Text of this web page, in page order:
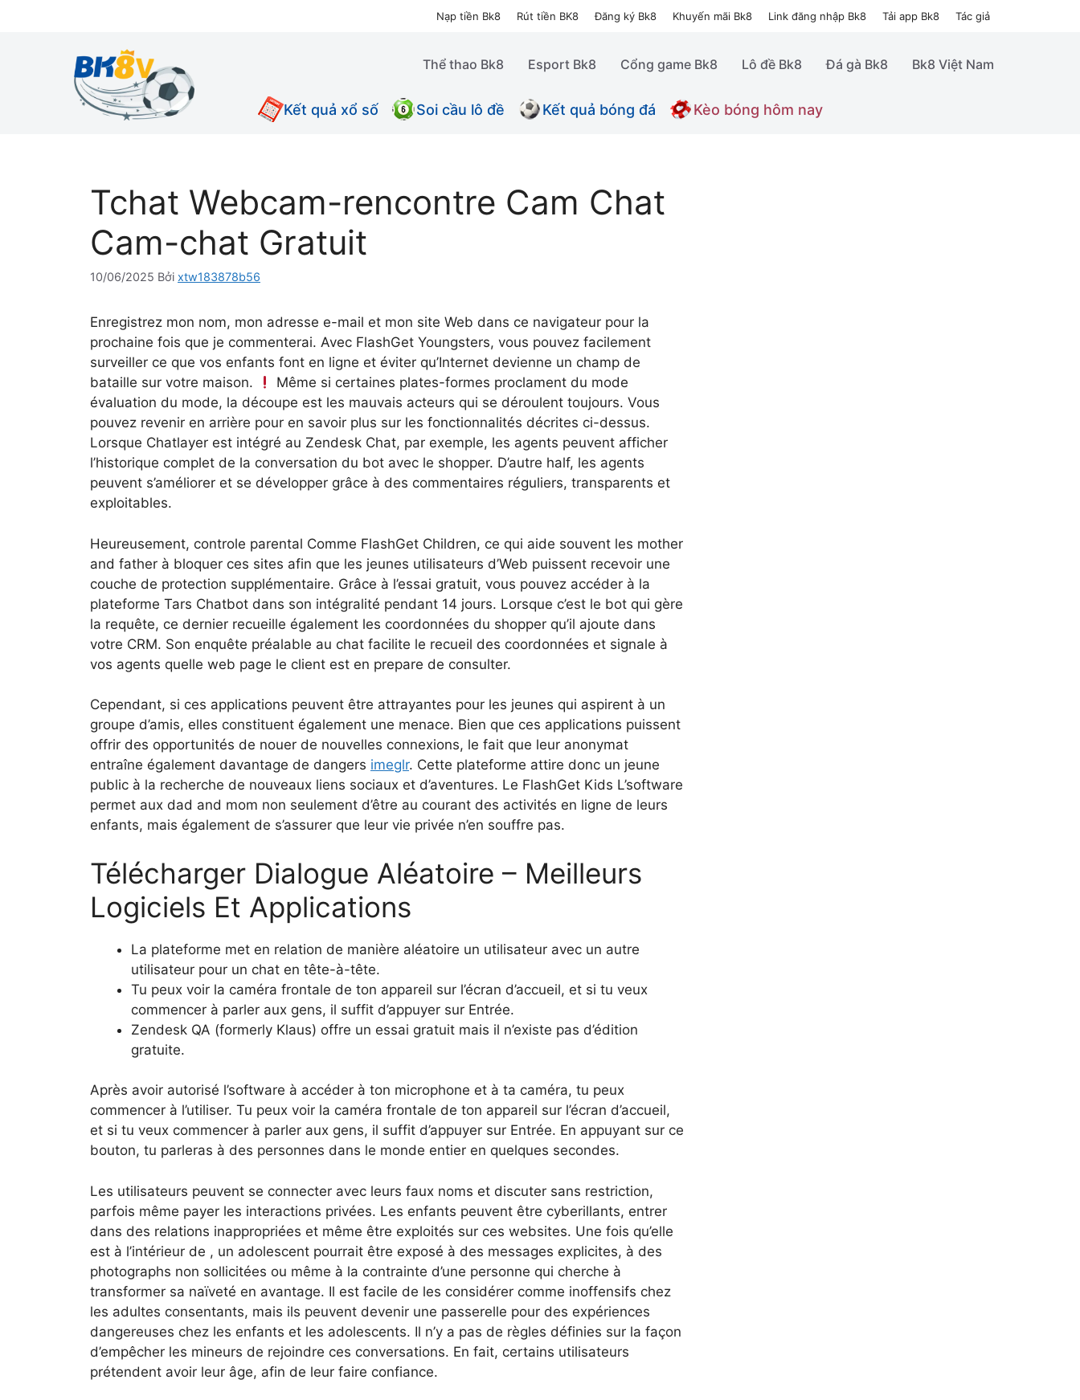
Nạp tiền Bk8 Rút tiền BK8 Đăng ký Bk8 Khuyến mãi Bk8 Link đăng nhập Bk8 Tải app Bk8 Tác giả
Thể thao Bk8 Esport Bk8 Cổng game Bk8 Lô đề Bk8 Đá gà Bk8 Bk8 Việt Nam
Kết quả xổ số Soi cầu lô đề Kết quả bóng đá Kèo bóng hôm nay
Tchat Webcam-rencontre Cam Chat
Cam-chat Gratuit
10/06/2025 Bởi xtw183878b56
Enregistrez mon nom, mon adresse e-mail et mon site Web dans ce navigateur pour la
prochaine fois que je commenterai. Avec FlashGet Youngsters, vous pouvez facilement
surveiller ce que vos enfants font en ligne et éviter qu’Internet devienne un champ de
bataille sur votre maison.
Même si certaines plates-formes proclament du mode
évaluation du mode, la découpe est les mauvais acteurs qui se déroulent toujours. Vous
pouvez revenir en arrière pour en savoir plus sur les fonctionnalités décrites ci-dessus.
Lorsque Chatlayer est intégré au Zendesk Chat, par exemple, les agents peuvent afficher
l’historique complet de la conversation du bot avec le shopper. D’autre half, les agents
peuvent s’améliorer et se développer grâce à des commentaires réguliers, transparents et
exploitables.
Heureusement, controle parental Comme FlashGet Children, ce qui aide souvent les mother
and father à bloquer ces sites afin que les jeunes utilisateurs d’Web puissent recevoir une
couche de protection supplémentaire. Grâce à l’essai gratuit, vous pouvez accéder à la
plateforme Tars Chatbot dans son intégralité pendant 14 jours. Lorsque c’est le bot qui gère
la requête, ce dernier recueille également les coordonnées du shopper qu’il ajoute dans
votre CRM. Son enquête préalable au chat facilite le recueil des coordonnées et signale à
vos agents quelle web page le client est en prepare de consulter.
Cependant, si ces applications peuvent être attrayantes pour les jeunes qui aspirent à un
groupe d’amis, elles constituent également une menace. Bien que ces applications puissent
offrir des opportunités de nouer de nouvelles connexions, le fait que leur anonymat
entraîne également davantage de dangers imeglr. Cette plateforme attire donc un jeune
public à la recherche de nouveaux liens sociaux et d’aventures. Le FlashGet Kids L’software
permet aux dad and mom non seulement d’être au courant des activités en ligne de leurs
enfants, mais également de s’assurer que leur vie privée n’en souffre pas.
Télécharger Dialogue Aléatoire – Meilleurs
Logiciels Et Applications
La plateforme met en relation de manière aléatoire un utilisateur avec un autre
utilisateur pour un chat en tête-à-tête.
Tu peux voir la caméra frontale de ton appareil sur l’écran d’accueil, et si tu veux
commencer à parler aux gens, il suffit d’appuyer sur Entrée.
Zendesk QA (formerly Klaus) offre un essai gratuit mais il n’existe pas d’édition
gratuite.
Après avoir autorisé l’software à accéder à ton microphone et à ta caméra, tu peux
commencer à l’utiliser. Tu peux voir la caméra frontale de ton appareil sur l’écran d’accueil,
et si tu veux commencer à parler aux gens, il suffit d’appuyer sur Entrée. En appuyant sur ce
bouton, tu parleras à des personnes dans le monde entier en quelques secondes.
Les utilisateurs peuvent se connecter avec leurs faux noms et discuter sans restriction,
parfois même payer les interactions privées. Les enfants peuvent être cyberillants, entrer
dans des relations inappropriées et même être exploités sur ces websites. Une fois qu’elle
est à l’intérieur de , un adolescent pourrait être exposé à des messages explicites, à des
photographs non sollicitées ou même à la contrainte d’une personne qui cherche à
transformer sa naïveté en avantage. Il est facile de les considérer comme inoffensifs chez
les adultes consentants, mais ils peuvent devenir une passerelle pour des expériences
dangereuses chez les enfants et les adolescents. Il n’y a pas de règles définies sur la façon
d’empêcher les mineurs de rejoindre ces conversations. En fait, certains utilisateurs
prétendent avoir leur âge, afin de leur faire confiance.